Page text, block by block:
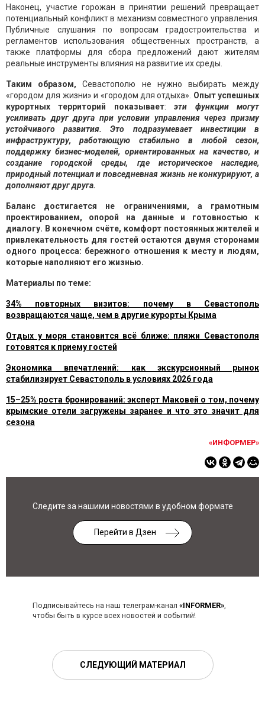
Наконец, участие горожан в принятии решений превращает
потенциальный конфликт в механизм совместного управления.
Публичные слушания по вопросам градостроительства и
регламентов использования общественных пространств, а
также платформы для сбора предложений дают жителям
реальные инструменты влияния на развитие их среды.
Таким образом,Севастополю не нужно выбирать между
«городом для жизни» и «городом для отдыха». Опыт успешных
курортных территорий показывает:эти функции могут
усиливать друг друга при условии управления через призму
устойчивого развития. Это подразумевает инвестиции в
инфраструктуру, работающую стабильно в любой сезон,
поддержку бизнес-моделей, ориентированных на качество, и
создание городской среды, где историческое наследие,
природный потенциал и повседневная жизнь не конкурируют, а
дополняют друг друга.
Баланс достигается не ограничениями, а грамотным
проектированием, опорой на данные и готовностью к
диалогу. В конечном счёте, комфорт постоянных жителей и
привлекательность для гостей остаются двумя сторонами
одного процесса: бережного отношения к месту и людям,
которые наполняют его жизнью.
Материалы по теме:
34% повторных визитов: почему в Севастополь
возвращаются чаще, чем в другие курорты Крыма
Отдых у моря становится всё ближе: пляжи Севастополя
готовятся к приему гостей
Экономика впечатлений: как экскурсионный рынок
стабилизирует Севастополь в условиях 2026 года
15–25% роста бронирований: эксперт Маковей о том, почему
крымские отели загружены заранее и что это значит для
сезона
«ИНФОРМЕР»
Следите за нашими новостями в удобном формате
Перейти в Дзен
Подписывайтесь на наш телеграм-канал «INFORMER»,
чтобы быть в курсе всех новостей и событий!
СЛЕДУЮЩИЙ МАТЕРИАЛ